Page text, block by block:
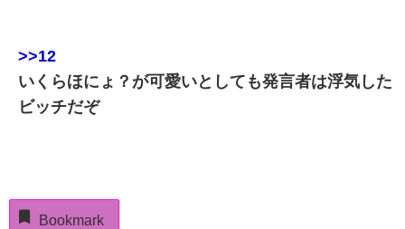
>>12
いくらほにょ？が可愛いとしても発言者は浮気した
ビッチだぞ
Bookmark